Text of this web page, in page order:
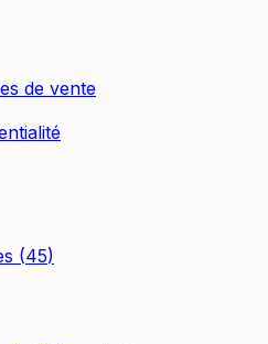
de vente
(45)